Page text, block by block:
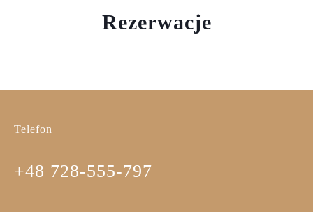
Rezerwacje
Telefon
+48 728-555-797